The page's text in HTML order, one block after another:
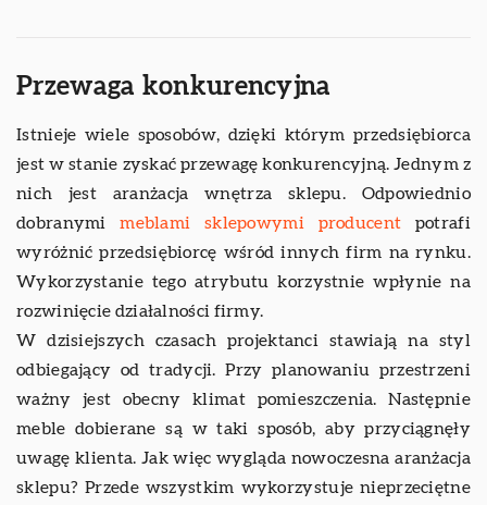
Przewaga konkurencyjna
Istnieje wiele sposobów, dzięki którym przedsiębiorca
jest w stanie zyskać przewagę konkurencyjną. Jednym z
nich jest aranżacja wnętrza sklepu. Odpowiednio
dobranymimeblami sklepowymi producent potrafi
wyróżnić przedsiębiorcę wśród innych firm na rynku.
Wykorzystanie tego atrybutu korzystnie wpłynie na
rozwinięcie działalności firmy.
W dzisiejszych czasach projektanci stawiają na styl
odbiegający od tradycji. Przy planowaniu przestrzeni
ważny jest obecny klimat pomieszczenia. Następnie
meble dobierane są w taki sposób, aby przyciągnęły
uwagę klienta. Jak więc wygląda nowoczesna aranżacja
sklepu? Przede wszystkim wykorzystuje nieprzeciętne